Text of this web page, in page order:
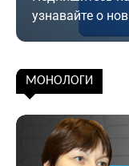
узнавайте о
Подписаться
МОНОЛОГИ